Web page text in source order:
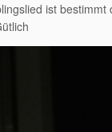
ist bestimmt